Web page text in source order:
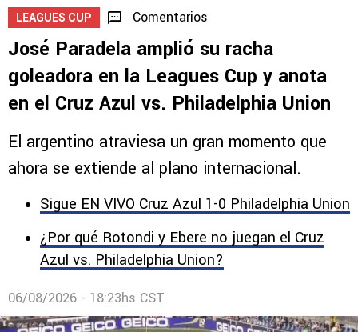
LEAGUES CUP Comentarios
José Paradela amplió su racha
goleadora en la Leagues Cup y anota
en el Cruz Azul vs. Philadelphia Union
El argentino atraviesa un gran momento que
ahora se extiende al plano internacional.
Sigue EN VIVO Cruz Azul 1-0 Philadelphia Union
¿Por qué Rotondi y Ebere no juegan el Cruz
Azul vs. Philadelphia Union?
06/08/2026 - 18:23hs CST